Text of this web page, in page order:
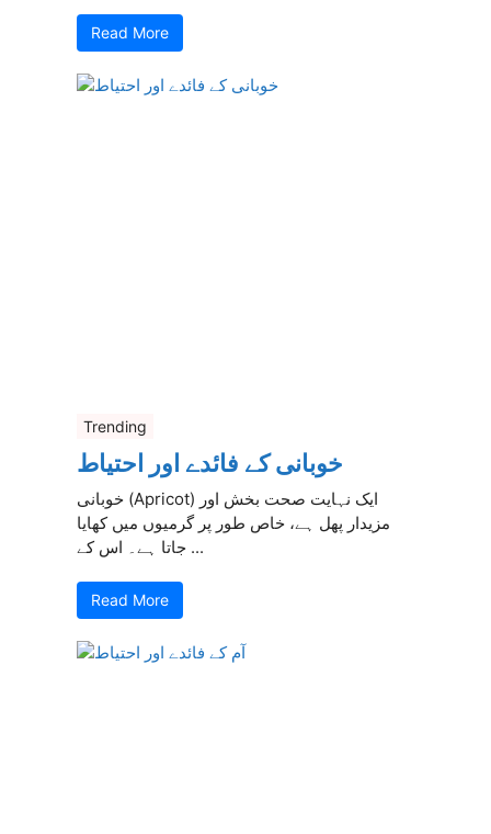
Read More
Trending
خوبانی کے فائدے اور احتیاط
خوبانی (Apricot) ایک نہایت صحت بخش اور
مزیدار پھل ہے، خاص طور پر گرمیوں میں کھایا
جاتا ہے۔ اس کے ...
Read More